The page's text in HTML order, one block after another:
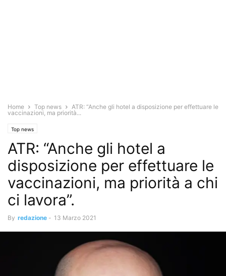
Home Top news
ATR: “Anche gli hotel a disposizione per effettuare le
vaccinazioni, ma priorità...
Top news
ATR: “Anche gli hotel a
disposizione per effettuare le
vaccinazioni, ma priorità a chi
ci lavora”.
By redazione - 13 Marzo 2021